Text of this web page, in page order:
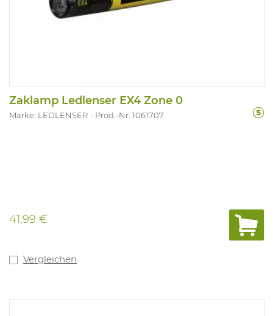
Zaklamp Ledlenser EX4 Zone 0
Marke: LEDLENSER Prod.-Nr. 1061707
41,99 €
Vergleichen